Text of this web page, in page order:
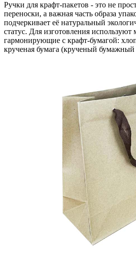
Ручки для крафт-пакетов - это не
переноски, а важная часть образа
подчеркивает её натуральный
статус. Для изготовления используют
гармонирующие с крафт-бумагой:
крученая бумага (крученый бумажный